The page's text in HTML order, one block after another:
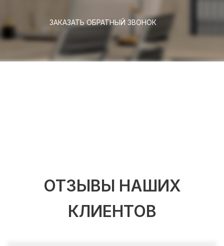
ЗАКАЗАТЬ ОБРАТНЫЙ ЗВОНОК
ОТЗЫВЫ НАШИХ
КЛИЕНТОВ